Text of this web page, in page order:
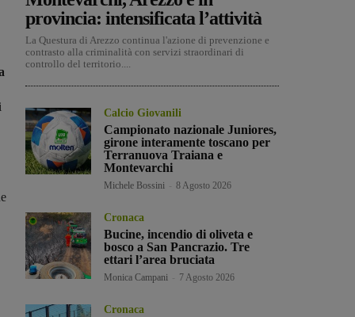
provincia: intensificata l’attività
La Questura di Arezzo continua l'azione di prevenzione e
contrasto alla criminalità con servizi straordinari di
controllo del territorio....
Calcio Giovanili
Campionato nazionale Juniores,
girone interamente toscano per
Terranuova Traiana e
Montevarchi
Michele Bossini 8 Agosto 2026
Cronaca
Bucine, incendio di oliveta e
bosco a San Pancrazio. Tre
ettari l’area bruciata
Monica Campani 7 Agosto 2026
Cronaca